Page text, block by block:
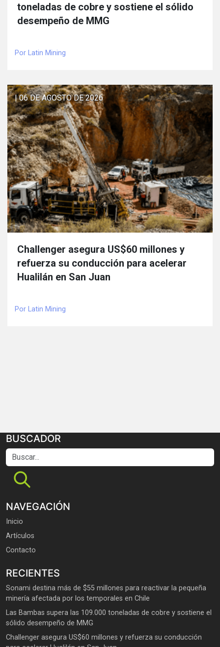
toneladas de cobre y sostiene el sólido
desempeño de MMG
Por Latin Mining
| 06 DE AGOSTO DE 2026
Challenger asegura US$60 millones y
refuerza su conducción para acelerar
Hualilán en San Juan
Por Latin Mining
BUSCADOR
Buscar...
NAVEGACIÓN
Inicio
Artículos
Contacto
RECIENTES
Sonami destina más de $55 millones para reactivar la pequeña
minería afectada por los temporales en Chile
Las Bambas supera las 109.000 toneladas de cobre y sostiene el
sólido desempeño de MMG
Challenger asegura US$60 millones y refuerza su conducción